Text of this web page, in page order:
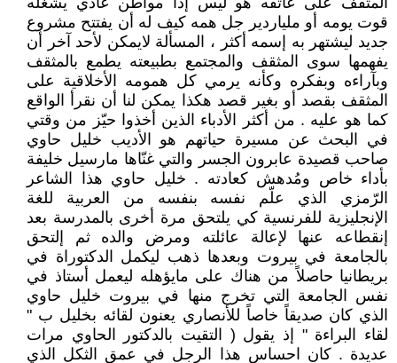
قوت يومه أو ملياردير جل همه كيف له أن يفتتح مشروع
جديد ليشتهر به إسمه أكثر ، المسألة لايمكن لأحد آخر أن
يفهمها سوى المثقف والمجتمع بطبيعته يطمع بالمثقف
وبآراءه وبفكره وكأنه يرمي كل همومه الأخلاقية على
المثقف بقصد أو بغير قصد هكذا يمكن لنا أن نقرأ الواقع
كما هو عليه . من أكثر الأدباء الذين أخذوا حيّز من وقتي
في البحث عن مسيرة حياتهم هو الأديب خليل حاوي
صاحب قصيدة عابرون الجسر والتي غنّاها مارسيل خليفة
بأداء خاص ومُدهش كعادته . خليل حاوي هذا الشاعر
الرّمزي الذي علّم نفسه بنفسه من العربية للغة
الإنجليزية للفرنسية كي يلتحق مرة أخرى بالمدرسة بعد
إنقطاعه عنها لإعالة عائلته ومرض والده ثم إلتحق
بالجامعة في بيروت وبعدها ذهب ليكمل الدكتوراة في
بريطانيا حاصلاً من هناك على مايؤهله ليعمل أستاذ في
نفس الجامعة التي تخرج منها في بيروت خليل حاوي
الذي كان صديقاً خاصاً للأنصاري يعنون لقائه بخليل ب "
لقاء البراءة " إذ يقول ( التقيت بالدكتور الحاوي مرات
عديدة . كان احساس هذا الرجل في عمق الثكل الذي